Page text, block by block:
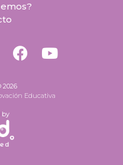
F
a
e
b
Y
o
u
2026
Educativa
by